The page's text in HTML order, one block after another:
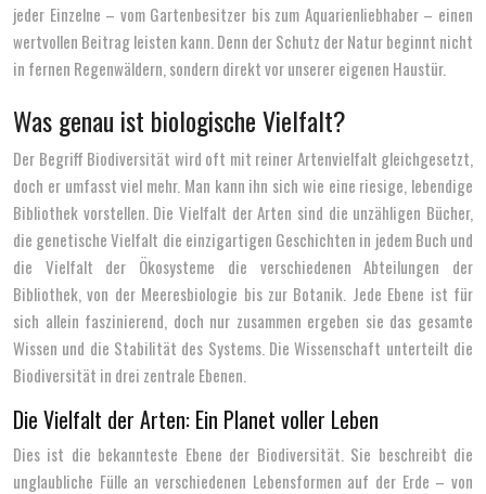
jeder Einzelne – vom Gartenbesitzer bis zum Aquarienliebhaber – einen
wertvollen Beitrag leisten kann. Denn der Schutz der Natur beginnt nicht
in fernen Regenwäldern, sondern direkt vor unserer eigenen Haustür.
Was genau ist biologische Vielfalt?
Der Begriff Biodiversität wird oft mit reiner Artenvielfalt gleichgesetzt,
doch er umfasst viel mehr. Man kann ihn sich wie eine riesige, lebendige
Bibliothek vorstellen. Die Vielfalt der Arten sind die unzähligen Bücher,
die genetische Vielfalt die einzigartigen Geschichten in jedem Buch und
die Vielfalt der Ökosysteme die verschiedenen Abteilungen der
Bibliothek, von der Meeresbiologie bis zur Botanik. Jede Ebene ist für
sich allein faszinierend, doch nur zusammen ergeben sie das gesamte
Wissen und die Stabilität des Systems. Die Wissenschaft unterteilt die
Biodiversität in drei zentrale Ebenen.
Die Vielfalt der Arten: Ein Planet voller Leben
Dies ist die bekannteste Ebene der Biodiversität. Sie beschreibt die
unglaubliche Fülle an verschiedenen Lebensformen auf der Erde – von